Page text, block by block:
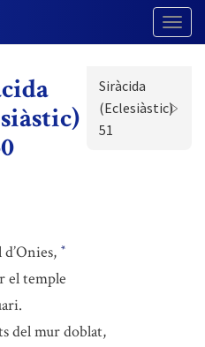
Siràcida
(Eclesiàstic)
51
*
el temple
del mur doblat,